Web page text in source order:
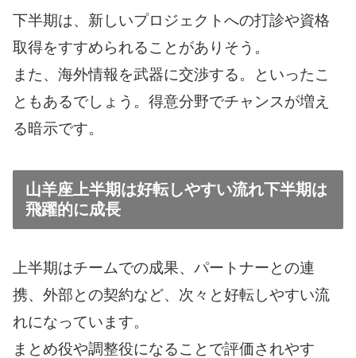
下半期は、新しいプロジェクトへの打診や資格
取得をすすめられることがありそう。
また、海外情報を武器に交渉する。といったこ
ともあるでしょう。得意分野でチャンスが増え
る暗示です。
山羊座上半期は好転しやすい流れ下半期は
飛躍的に成長
上半期はチームでの成果、パートナーとの連
携、外部との契約など、次々と好転しやすい流
れになっています。
まとめ役や調整役になることで評価されやす